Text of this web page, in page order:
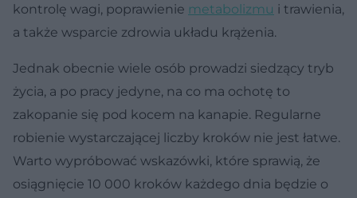
kontrolę wagi, poprawienie metabolizmu i trawienia,
a także wsparcie zdrowia układu krążenia.
Jednak obecnie wiele osób prowadzi siedzący tryb
życia, a po pracy jedyne, na co ma ochotę to
zakopanie się pod kocem na kanapie. Regularne
robienie wystarczającej liczby kroków nie jest łatwe.
Warto wypróbować wskazówki, które sprawią, że
osiągnięcie 10 000 kroków każdego dnia będzie o